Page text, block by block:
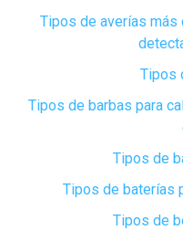
Tipos de averías más
Tipos
Tipos de barbas para
Tipos de
Tipos de baterías
Tipos de